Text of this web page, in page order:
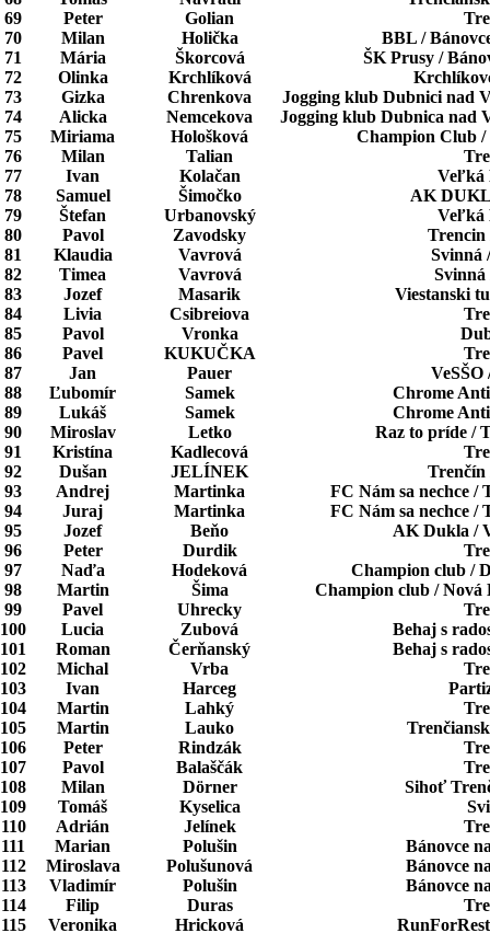
69
Peter Golian
70
Milan Holička
BBL /
71
Mária Škorcová
ŠK Prusy /
72
Olinka Krchlíková
73
Gizka Chrenkova
Jogging klub Dubnici nad
74
Alicka Nemcekova
Jogging klub Dubnica nad
75
Miriama Hološková
Champion Club /
76
Milan Talian
77
Ivan Kolačan
Veľká
78
Samuel Šimočko
AK
79
Štefan Urbanovský
Veľká
80
Pavol Zavodsky
Trencin
81
Klaudia Vavrová
Svinná
82
Timea Vavrová
Svinná
83
Jozef Masarik
Viestanski
84
Livia Csibreiova
85
Pavol Vronka
86
Pavel KUKUČKA
87
Jan Pauer
VeSŠO
88
Ľubomír Samek
Chrome
89
Lukáš Samek
Chrome
90
Miroslav Letko
Raz to príde /
91
Kristína Kadlecová
92
Dušan JELÍNEK
Trenčín
93
Andrej Martinka
FC Nám sa nechce /
94
Juraj Martinka
FC Nám sa nechce /
95
Jozef Beňo
AK Dukla /
96
Peter Durdik
97
Naďa Hodeková
Champion club /
98
Martin Šima
Champion club / Nová
99
Pavel Uhrecky
100
Lucia Zubová
Behaj s
101
Roman Čerňanský
Behaj s
102
Michal Vrba
103
Ivan Harceg
104
Martin Lahký
105
Martin Lauko
106
Peter Rindzák
107
Pavol Balaščák
108
Milan Dörner
Sihoť
109
Tomáš Kyselica
110
Adrián Jelínek
111
Marian Polušin
Bánovce
112
Miroslava Polušunová
Bánovce
113
Vladimír Polušin
Bánovce
114
Filip Duras
115
Veronika Hricková